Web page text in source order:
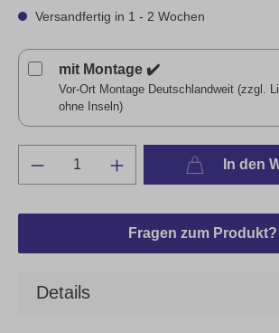
Versandfertig in 1 - 2 Wochen
mit Montage ✔️
Vor-Ort Montage Deutschlandweit (zzgl.
ohne Inseln)
In den
Fragen zum Produkt?
Details